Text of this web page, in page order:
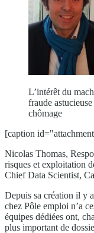
L’intérêt du
fraude
chômage
[caption
Nicolas Thomas,
risques et exploitation
Chief Data Scientist,
Depuis sa création il y
chez Pôle emploi n’a
équipes dédiées ont,
plus important de